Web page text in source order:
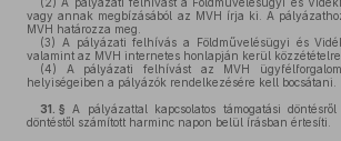
vagy annak megbízásából az MVH írja ki. A
MVH határozza meg.
(3) A pályázati felhívás a Földművelésügyi és
valamint az MVH internetes honlapján kerül közzétételre.
(4) A pályázati felhívást az MVH
helyiségeiben a pályázók rendelkezésére kell bocsátani.
31. § A pályázattal kapcsolatos támogatási
döntéstől számított harminc napon belül írásban értesíti.